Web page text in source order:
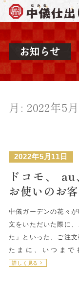
月: 2022年5月
2022年5月11日
ドコモ、
お使いのお
中儀ガーデンの花々
文をいただいた際に
た」といった、ご注
たまに、いつまで
詳しく見る